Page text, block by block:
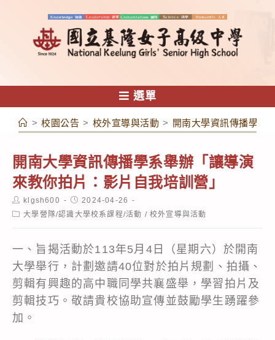
容
選單
> 校園公告 > 校外宣導與活動 > 開南大學資訊傳播學系
開南大學資訊傳播學系舉辦「讓導演
來教你拍片：影片自我培訓營」
Post
author:
klgsh600
Post
published:
2024-04-26
Post大學營隊/認識大學校系課程/活動 / 校外宣導與活動
一、旨揭活動於113年5月4日（星期六）於開南
大學舉行，計劃邀請40位對於拍片規劃、拍攝、
剪輯有興趣的高中職同學共襄盛舉，學習拍片及
剪輯技巧。敬請貴校協助宣傳並鼓勵學生踴躍參
加。